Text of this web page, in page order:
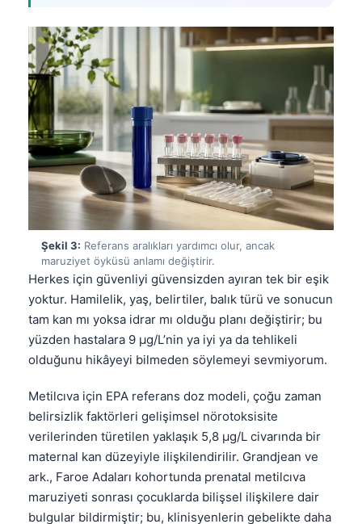
Şekil 3: Referans aralıkları yardımcı olur, ancak
maruziyet öyküsü anlamı değiştirir.
Herkes için güvenliyi güvensizden ayıran tek bir eşik
yoktur. Hamilelik, yaş, belirtiler, balık türü ve sonucun
tam kan mı yoksa idrar mı olduğu planı değiştirir; bu
yüzden hastalara 9 µg/L’nin ya iyi ya da tehlikeli
olduğunu hikâyeyi bilmeden söylemeyi sevmiyorum.
Metilcıva için EPA referans doz modeli, çoğu zaman
belirsizlik faktörleri gelişimsel nörotoksisite
verilerinden türetilen yaklaşık 5,8 µg/L civarında bir
maternal kan düzeyiyle ilişkilendirilir. Grandjean ve
ark., Faroe Adaları kohortunda prenatal metilcıva
maruziyeti sonrası çocuklarda bilişsel ilişkilere dair
bulgular bildirmiştir; bu, klinisyenlerin gebelikte daha